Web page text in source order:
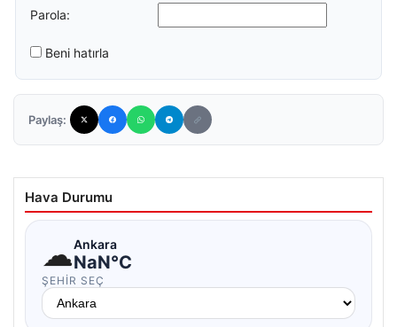
Parola:
Beni hatırla
Paylaş:
Hava Durumu
☁Ankara
NaN°C
ŞEHIR SEÇ